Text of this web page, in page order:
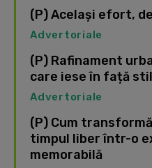
(P) Același efort,
Advertoriale
(P) Rafinament
care iese în față
Advertoriale
(P) Cum
timpul liber într-o
memorabilă